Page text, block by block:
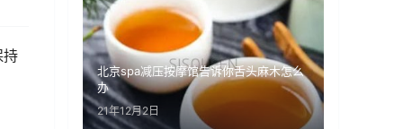
持
北京spa减压按摩馆告诉你舌头麻木怎么
办
21年12月2日